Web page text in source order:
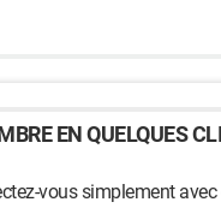
EN QUELQUES
vous simplement